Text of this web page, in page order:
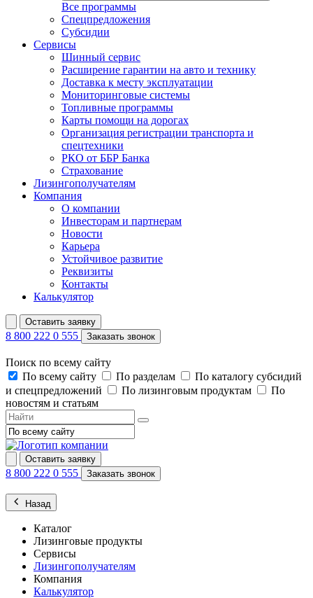
Все программы
Спецпредложения
Субсидии
Сервисы
Шинный сервис
Расширение гарантии на авто и технику
Доставка к месту эксплуатации
Мониторинговые системы
Топливные программы
Карты помощи на дорогах
Организация регистрации транспорта и
спецтехники
РКО от ББР Банка
Страхование
Лизингополучателям
Компания
О компании
Инвесторам и партнерам
Новости
Карьера
Устойчивое развитие
Реквизиты
Контакты
Калькулятор
Оставить заявку
8 800 222 0 555 Заказать звонок
Поиск по всему сайту
По всему сайту
По разделам
По каталогу субсидий
и спецпредложений
По лизинговым продуктам
По
новостям и статьям
Оставить заявку
8 800 222 0 555 Заказать звонок
Назад
Каталог
Лизинговые продукты
Сервисы
Лизингополучателям
Компания
Калькулятор